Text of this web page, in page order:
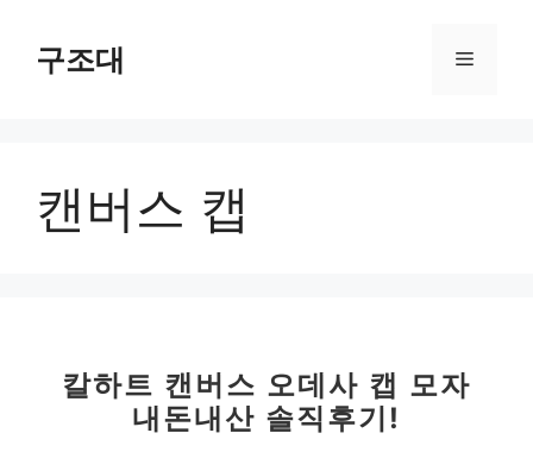
구조대 메
캔버스 캡
칼하트 캔버스 오데사 캡 모자
내돈내산 솔직후기!